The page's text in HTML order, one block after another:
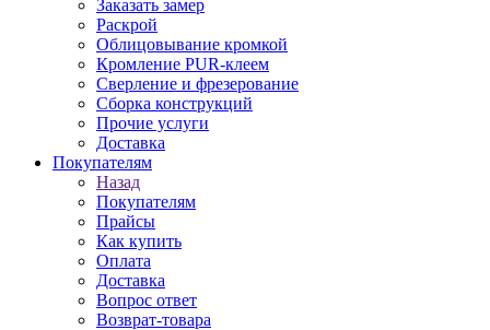
Заказать замер
Раскрой
Облицовывание кромкой
Кромление PUR-клеем
Сверление и фрезерование
Сборка конструкций
Прочие услуги
Доставка
Покупателям
Назад
Покупателям
Прайсы
Как купить
Оплата
Доставка
Вопрос ответ
Возврат-товара